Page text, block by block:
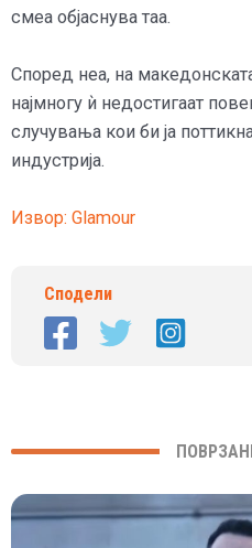
смеа објаснува таа.
Според неа, на
најмногу ѝ недостигаат
случувања кои би ја
индустрија.
Извор: Glamour
Сподели